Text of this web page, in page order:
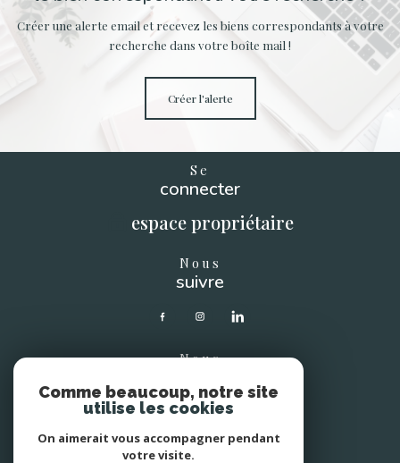
Créer une alerte email et recevez les biens correspondants à votre
recherche dans votre boîte mail !
créer l'alerte
Se
connecter
espace propriétaire
Nous
suivre
Nous
Comme beaucoup, notre site
utilise les cookies
On aimerait vous accompagner pendant
votre visite.